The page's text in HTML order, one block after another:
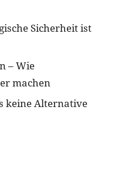
Sicherheit ist
– Wie
machen
keine Alternative